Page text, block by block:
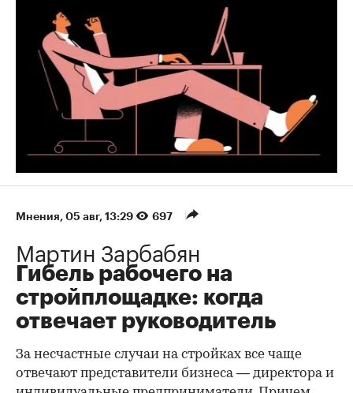
Мнения⁠, 05 авг, 13:29 697
Мартин Зарбабян
Гибель рабочего на
стройплощадке: когда
отвечает руководитель
За несчастные случаи на стройках все чаще
отвечают представители бизнеса — директора и